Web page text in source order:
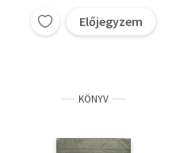
Előjegyzem
KÖNYV